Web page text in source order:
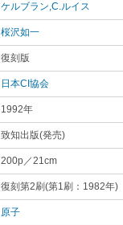
ケルブラン,C.ルイス
桜沢如一
復刻版
日本CI協会
1992年
致知出版(発売)
200p／21cm
復刻第2刷(第1刷：1982年)
原子